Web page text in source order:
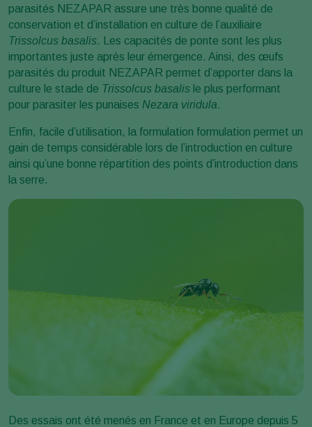
parasités NEZAPAR assure une très bonne qualité de
conservation et d’installation en culture de l’auxiliaire
Trissolcus basalis. Les capacités de ponte sont les plus
importantes juste après leur émergence. Ainsi, des œufs
parasités du produit NEZAPAR permet d’apporter dans la
culture le stade de Trissolcus basalis le plus performant
pour parasiter les punaises Nezara viridula.
Enfin, facile d’utilisation, la formulation formulation permet un
gain de temps considérable lors de l’introduction en culture
ainsi qu’une bonne répartition des points d’introduction dans
la serre.
Des essais ont été menés en France et en Europe depuis 5